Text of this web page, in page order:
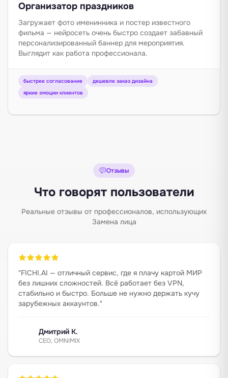
Организатор праздников
Загружает фото именинника и постер известного
фильма — нейросеть очень быстро создает забавный
персонализированный баннер для мероприятия.
Выглядит как работа профессионала.
быстрее согласование
дешевле заказ дизайна
яркие эмоции клиентов
Отзывы
Что говорят пользователи
Реальные отзывы от профессионалов, использующих
Замена лица
"FICHI.AI — отличный сервис, где я плачу картой МИР
без лишних сложностей. Всё работает без VPN,
стабильно и быстро. Больше не нужно держать кучу
зарубежных аккаунтов."
Дмитрий К.
CEO, OMNIMIX